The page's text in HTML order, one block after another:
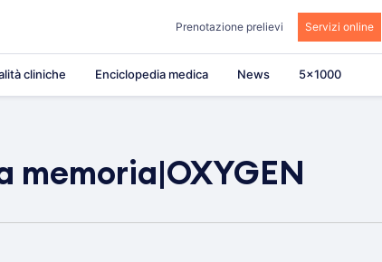
Prenotazione prelievi Servizi online
cliniche Enciclopedia medica News 5×1000
memoria|OXYGEN